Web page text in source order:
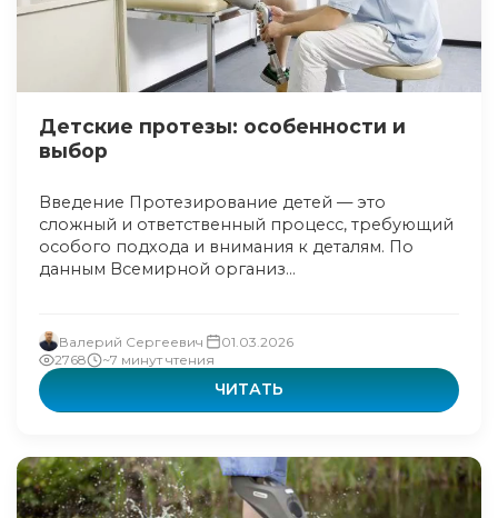
Детские протезы: особенности и
выбор
Введение Протезирование детей — это
сложный и ответственный процесс, требующий
особого подхода и внимания к деталям. По
данным Всемирной организ...
Валерий Сергеевич
01.03.2026
2768
~7 минут чтения
ЧИТАТЬ